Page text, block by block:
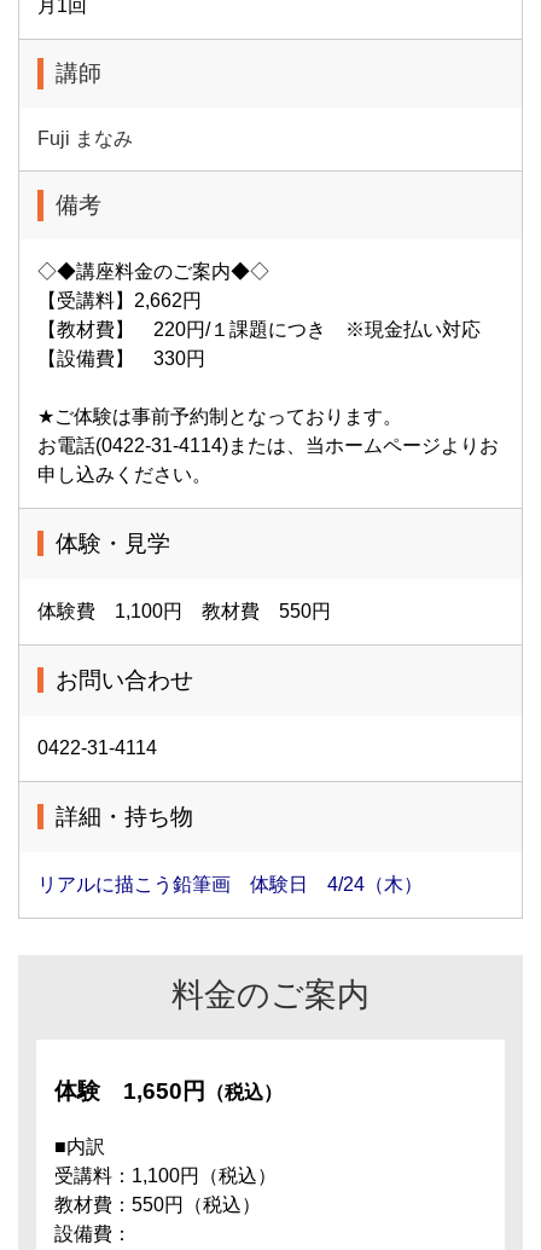
月1回
講師
Fuji まなみ
備考
◇◆講座料金のご案内◆◇
【受講料】2,662円
【教材費】 220円/１課題につき ※現金払い対応
【設備費】 330円
★ご体験は事前予約制となっております。
お電話(0422-31-4114)または、当ホームページよりお
申し込みください。
体験・見学
体験費 1,100円 教材費 550円
お問い合わせ
0422-31-4114
詳細・持ち物
リアルに描こう鉛筆画 体験日 4/24（木）
料金のご案内
体験 1,650円 （税込）
■内訳
受講料：1,100円（税込）
教材費：550円（税込）
設備費：